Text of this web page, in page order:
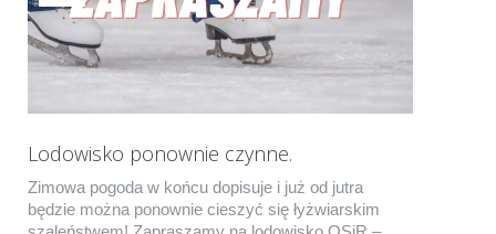
Lodowisko ponownie czynne.
Zimowa pogoda w końcu dopisuje i już od jutra
będzie można ponownie cieszyć się łyżwiarskim